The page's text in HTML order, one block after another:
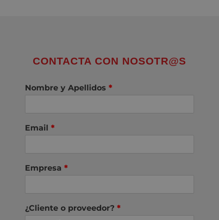
CONTACTA CON NOSOTR@S
Nombre y Apellidos *
Email *
Empresa *
¿Cliente o proveedor? *